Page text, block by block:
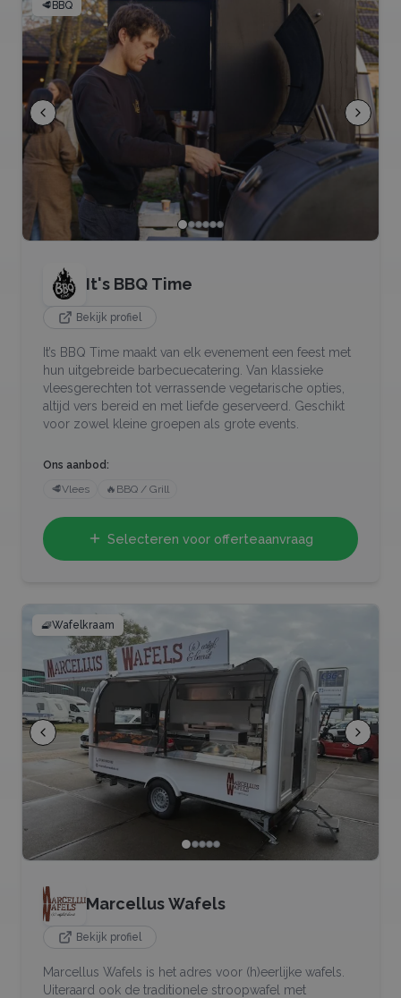
🥩BBQ
It's BBQ Time
Bekijk profiel
It’s BBQ Time maakt van elk evenement een feest met
hun uitgebreide barbecuecatering. Van klassieke
vleesgerechten tot verrassende vegetarische opties,
altijd vers bereid en met liefde geserveerd. Geschikt
voor zowel kleine groepen als grote events.
Ons aanbod:
🥩Vlees 🔥 BBQ / Grill
Selecteren voor offerteaanvraag
🧇Wafelkraam
Marcellus Wafels
Bekijk profiel
Marcellus Wafels is het adres voor (h)eerlijke wafels.
Uiteraard ook de traditionele stroopwafel met